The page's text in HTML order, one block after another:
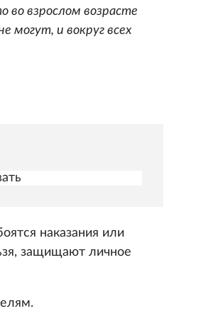
взрослом возрасте
могут, и вокруг всех
наказания или
защищают личное